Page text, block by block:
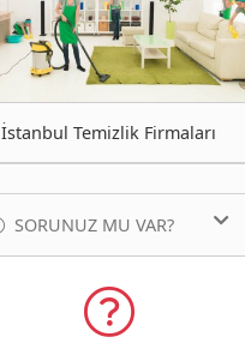
İstanbul Temizlik Firmaları
SORUNUZ MU VAR?